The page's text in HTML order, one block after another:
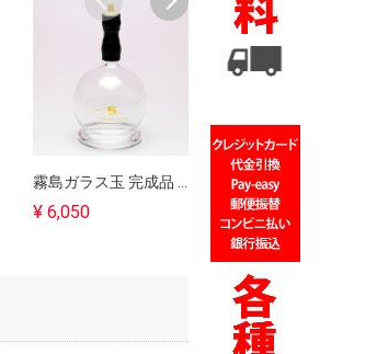
¥ 6,050 ¥ 7,920